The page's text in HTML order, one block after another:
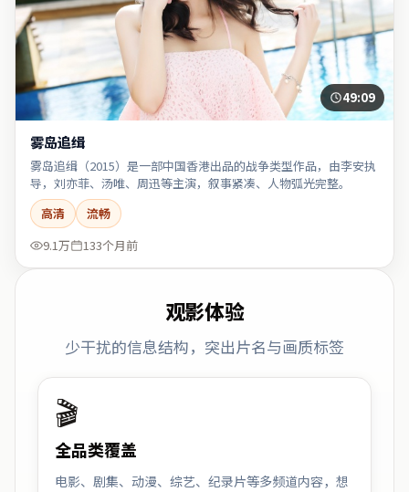
49:09
雾岛追缉
雾岛追缉（2015）是一部中国香港出品的战争类型作品，由李安执
导，刘亦菲、汤唯、周迅等主演，叙事紧凑、人物弧光完整。
高清
流畅
9.1万
133个月前
观影体验
少干扰的信息结构，突出片名与画质标签
🎬
全品类覆盖
电影、剧集、动漫、综艺、纪录片等多频道内容，想